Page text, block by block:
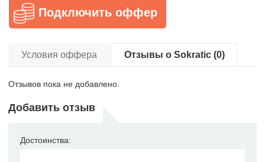
Подключить оффер
Условия оффера Отзывы о Sokratic (0)
Отзывов пока не добавлено.
Добавить отзыв
Достоинства: